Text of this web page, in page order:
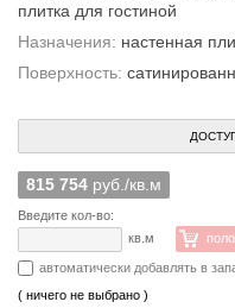
плитка для гостиной
Назначения: настенная
Поверхность:
815 754 руб./кв.м
Введите кол-во:
кв.м
автоматически добавлять в
( ничего не выбрано )